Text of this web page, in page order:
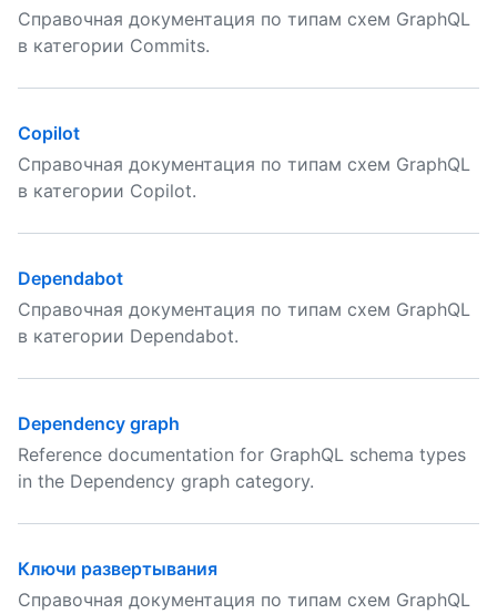
Справочная документация по типам схем GraphQL
в категории Commits.
Copilot
Справочная документация по типам схем GraphQL
в категории Copilot.
Dependabot
Справочная документация по типам схем GraphQL
в категории Dependabot.
Dependency graph
Reference documentation for GraphQL schema types
in the Dependency graph category.
Ключи развертывания
Справочная документация по типам схем GraphQL